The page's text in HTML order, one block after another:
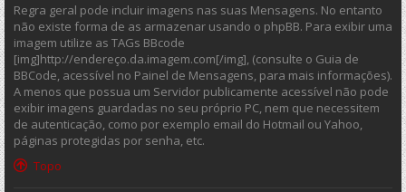
Regra geral pode incluir imagens nas suas Mensagens. No entanto
não existe forma de as armazenar usando o phpBB. Para exibir uma
imagem utilize as TAGs BBcode
[img]http://endereço.da.imagem.com[/img], (consulte o Guia de
BBCode, acessível no Painel de Mensagens, para mais informações).
A menos que possua um Servidor publicamente acessível não pode
exibir imagens guardadas no seu próprio PC, nem que necessitem
de autenticação, como por exemplo email do Hotmail ou Yahoo,
páginas protegidas por senha, etc.
Topo